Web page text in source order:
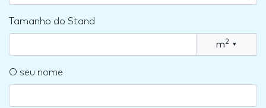
Tamanho do Stand
m2 ▾
O seu nome